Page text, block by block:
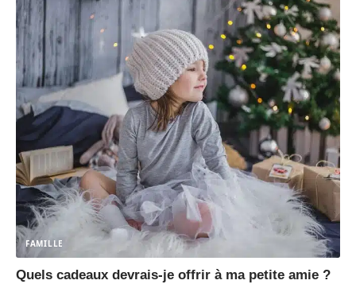
FAMILLE
Quels cadeaux devrais-je offrir à ma petite amie ?